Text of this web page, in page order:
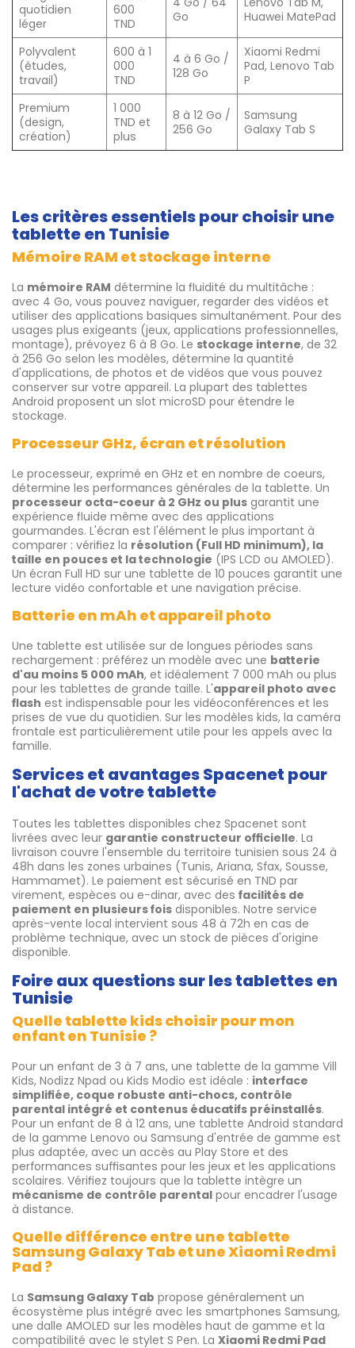
quotidien
léger
600
TND
Go
Huawei MatePad
Polyvalent
(études,
travail)
600 à 1
000
TND
4 à 6 Go /
128 Go
Xiaomi Redmi
Pad, Lenovo Tab
P
Premium
(design,
création)
1 000
TND et
plus
8 à 12 Go /
256 Go
Samsung
Galaxy Tab S
Les critères essentiels pour choisir une
tablette en Tunisie
Mémoire RAM et stockage interne
La mémoire RAM détermine la fluidité du multitâche :
avec 4 Go, vous pouvez naviguer, regarder des vidéos et
utiliser des applications basiques simultanément. Pour des
usages plus exigeants (jeux, applications professionnelles,
montage), prévoyez 6 à 8 Go. Le stockage interne, de 32
à 256 Go selon les modèles, détermine la quantité
d'applications, de photos et de vidéos que vous pouvez
conserver sur votre appareil. La plupart des tablettes
Android proposent un slot microSD pour étendre le
stockage.
Processeur GHz, écran et résolution
Le processeur, exprimé en GHz et en nombre de coeurs,
détermine les performances générales de la tablette. Un
processeur octa-coeur à 2 GHz ou plus garantit une
expérience fluide même avec des applications
gourmandes. L'écran est l'élément le plus important à
comparer : vérifiez la résolution (Full HD minimum), la
taille en pouces et la technologie (IPS LCD ou AMOLED).
Un écran Full HD sur une tablette de 10 pouces garantit une
lecture vidéo confortable et une navigation précise.
Batterie en mAh et appareil photo
Une tablette est utilisée sur de longues périodes sans
rechargement : préférez un modèle avec une batterie
d'au moins 5 000 mAh, et idéalement 7 000 mAh ou plus
pour les tablettes de grande taille. L'appareil photo avec
flash est indispensable pour les vidéoconférences et les
prises de vue du quotidien. Sur les modèles kids, la caméra
frontale est particulièrement utile pour les appels avec la
famille.
Services et avantages Spacenet pour
l'achat de votre tablette
Toutes les tablettes disponibles chez Spacenet sont
livrées avec leur garantie constructeur officielle. La
livraison couvre l'ensemble du territoire tunisien sous 24 à
48h dans les zones urbaines (Tunis, Ariana, Sfax, Sousse,
Hammamet). Le paiement est sécurisé en TND par
virement, espèces ou e-dinar, avec des facilités de
paiement en plusieurs fois disponibles. Notre service
après-vente local intervient sous 48 à 72h en cas de
problème technique, avec un stock de pièces d'origine
disponible.
Foire aux questions sur les tablettes en
Tunisie
Quelle tablette kids choisir pour mon
enfant en Tunisie ?
Pour un enfant de 3 à 7 ans, une tablette de la gamme Vill
Kids, Nodizz Npad ou Kids Modio est idéale : interface
simplifiée, coque robuste anti-chocs, contrôle
parental intégré et contenus éducatifs préinstallés.
Pour un enfant de 8 à 12 ans, une tablette Android standard
de la gamme Lenovo ou Samsung d'entrée de gamme est
plus adaptée, avec un accès au Play Store et des
performances suffisantes pour les jeux et les applications
scolaires. Vérifiez toujours que la tablette intègre un
mécanisme de contrôle parental pour encadrer l'usage
à distance.
Quelle différence entre une tablette
Samsung Galaxy Tab et une Xiaomi Redmi
Pad ?
La Samsung Galaxy Tab propose généralement un
écosystème plus intégré avec les smartphones Samsung,
une dalle AMOLED sur les modèles haut de gamme et la
compatibilité avec le stylet S Pen. La Xiaomi Redmi Pad